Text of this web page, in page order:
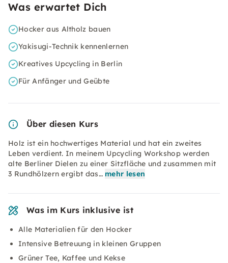
Was erwartet Dich
Hocker aus Altholz bauen
Yakisugi-Technik kennenlernen
Kreatives Upcycling in Berlin
Für Anfänger und Geübte
Über diesen Kurs
Holz ist ein hochwertiges Material und hat ein zweites
Leben verdient. In meinem Upcycling Workshop werden
alte Berliner Dielen zu einer Sitzfläche und zusammen mit
3 Rundhölzern ergibt das… mehr lesen
Was im Kurs inklusive ist
Alle Materialien für den Hocker
Intensive Betreuung in kleinen Gruppen
Grüner Tee, Kaffee und Kekse